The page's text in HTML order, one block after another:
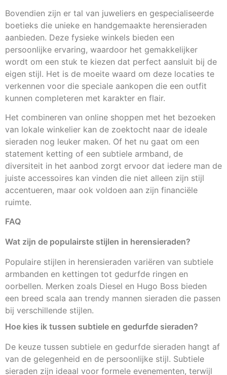
Bovendien zijn er tal van juweliers en gespecialiseerde
boetieks die unieke en handgemaakte herensieraden
aanbieden. Deze fysieke winkels bieden een
persoonlijke ervaring, waardoor het gemakkelijker
wordt om een stuk te kiezen dat perfect aansluit bij de
eigen stijl. Het is de moeite waard om deze locaties te
verkennen voor die speciale aankopen die een outfit
kunnen completeren met karakter en flair.
Het combineren van online shoppen met het bezoeken
van lokale winkelier kan de zoektocht naar de ideale
sieraden nog leuker maken. Of het nu gaat om een
statement ketting of een subtiele armband, de
diversiteit in het aanbod zorgt ervoor dat iedere man de
juiste accessoires kan vinden die niet alleen zijn stijl
accentueren, maar ook voldoen aan zijn financiële
ruimte.
FAQ
Wat zijn de populairste stijlen in herensieraden?
Populaire stijlen in herensieraden variëren van subtiele
armbanden en kettingen tot gedurfde ringen en
oorbellen. Merken zoals Diesel en Hugo Boss bieden
een breed scala aan trendy mannen sieraden die passen
bij verschillende stijlen.
Hoe kies ik tussen subtiele en gedurfde sieraden?
De keuze tussen subtiele en gedurfde sieraden hangt af
van de gelegenheid en de persoonlijke stijl. Subtiele
sieraden zijn ideaal voor formele evenementen, terwijl